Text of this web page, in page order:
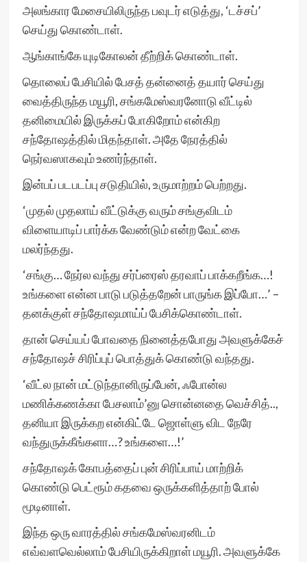
அலங்கார மேசையிலிருந்த பவுடர் எடுத்து, ‘டச்சப்’
செய்து கொண்டாள்.
ஆங்காங்கே யுடிகோலன் தீற்றிக் கொண்டாள்.
தொலைப் பேசியில் பேசத் தன்னைத் தயார் செய்து
வைத்திருந்த மயூரி, சங்கமேஸ்வரனோடு வீட்டில்
தனிமையில் இருக்கப் போகிறோம் என்கிற
சந்தோஷத்தில் மிதந்தாள். அதே நேரத்தில்
நெர்வஸாகவும் உணர்ந்தாள்.
இன்பப் படபடப்பு சடுதியில், உருமாற்றம் பெற்றது.
‘முதல் முதலாய் வீட்டுக்கு வரும் சங்குவிடம்
விளையாடிப் பார்க்க வேண்டும் என்ற வேட்கை
மலர்ந்தது.
‘சங்கு… நேர்ல வந்து சர்ப்ரைஸ் தரவாப் பாக்கறீங்க…!
உங்களை என்ன பாடு படுத்தறேன் பாருங்க இப்போ…’ –
தனக்குள் சந்தோஷமாய்ப் பேசிக்கொண்டாள்.
தான் செய்யப் போவதை நினைத்தபோது அவளுக்கேச்
சந்தோஷச் சிரிப்புப் பொத்துக் கொண்டு வந்தது.
‘வீட்ல நான் மட்டுந்தானிருப்பேன், ஃபோன்ல
மணிக்கணக்கா பேசலாம்’னு சொன்னதை வெச்சித்..,
தனியா இருக்கற என்கிட்டே ஜொள்ளு விட நேரே
வந்துருக்கீங்களா…? உங்களை…!’
சந்தோஷக் கோபத்தைப் புன் சிரிப்பாய் மாற்றிக்
கொண்டு பெட்ரூம் கதவை ஒருக்களித்தாற் போல்
மூடினாள்.
இந்த ஒரு வாரத்தில் சங்கமேஸ்வரனிடம்
எவ்வளவெல்லாம் பேசியிருக்கிறாள் மயூரி. அவளுக்கே